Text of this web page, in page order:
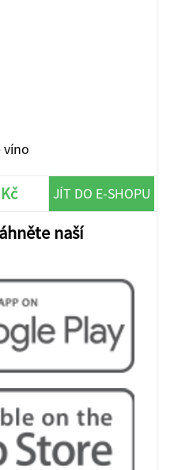
JÍT DO E-SHOPU
naší